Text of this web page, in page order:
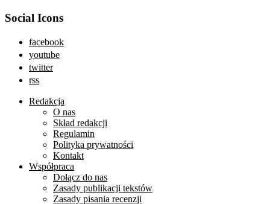
Social Icons
facebook
youtube
twitter
rss
Redakcja
O nas
Skład redakcji
Regulamin
Polityka prywatności
Kontakt
Współpraca
Dołącz do nas
Zasady publikacji tekstów
Zasady pisania recenzji